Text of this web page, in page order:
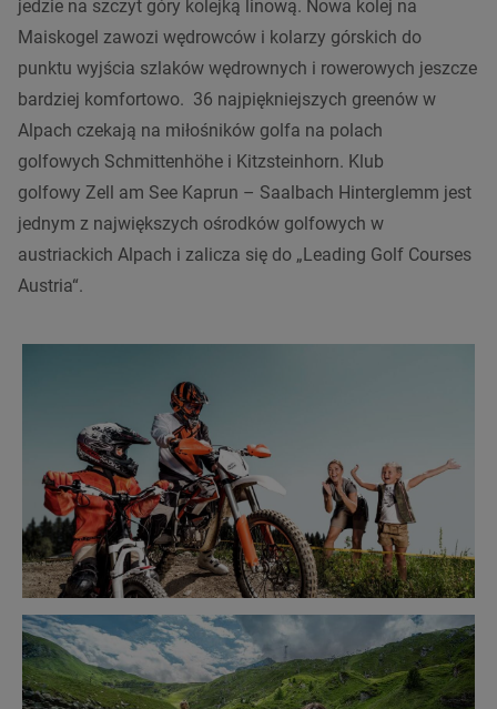
jedzie na szczyt góry kolejką linową. Nowa kolej na
Maiskogel zawozi wędrowców i kolarzy górskich do
punktu wyjścia szlaków wędrownych i rowerowych jeszcze
bardziej komfortowo. 36 najpiękniejszych greenów w
Alpach czekają na miłośników golfa na polach
golfowych Schmittenhöhe i Kitzsteinhorn. Klub
golfowy Zell am See Kaprun – Saalbach Hinterglemm jest
jednym z największych ośrodków golfowych w
austriackich Alpach i zalicza się do „Leading Golf Courses
Austria“.